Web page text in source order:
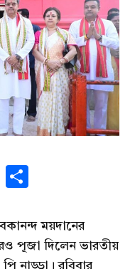
Copy
ময়দানের
পূজা দিলেন ভারতীয়
নাড্ডা। রবিবার